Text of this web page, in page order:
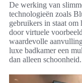
De werking van
technologieën zoals
gebruikers in staat
door virtuele
waardevolle
luxe badkamer een
dan alleen schoonheid.